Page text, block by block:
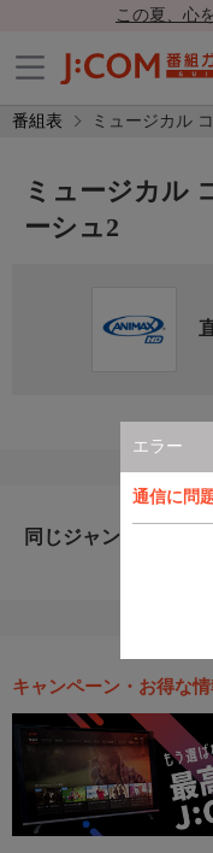
この夏、心
番組表 ミュージカル
エラー
通信に問
ミュージカル
ーシュ2
同じジャンルのおす
キャンペーン・お得な情